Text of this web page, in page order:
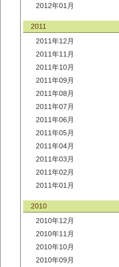
2012年01月
2011
2011年12月
2011年11月
2011年10月
2011年09月
2011年08月
2011年07月
2011年06月
2011年05月
2011年04月
2011年03月
2011年02月
2011年01月
2010
2010年12月
2010年11月
2010年10月
2010年09月